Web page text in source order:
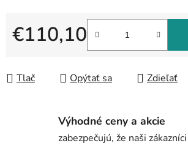
€110,10
Tlač Opýtať sa Zdieľať
Výhodné ceny a akcie
zabezpečujú, že naši